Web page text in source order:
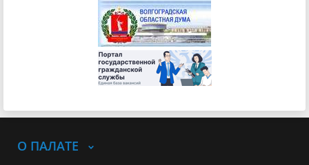
О ПАЛАТЕ